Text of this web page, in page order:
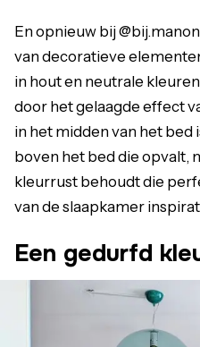
En opnieuw bij
van decoratieve
in hout en neutrale
door het gelaagde effect
in het midden van het bed
boven het bed die opvalt,
kleurrust behoudt die
van de slaapkamer
Een gedurfd